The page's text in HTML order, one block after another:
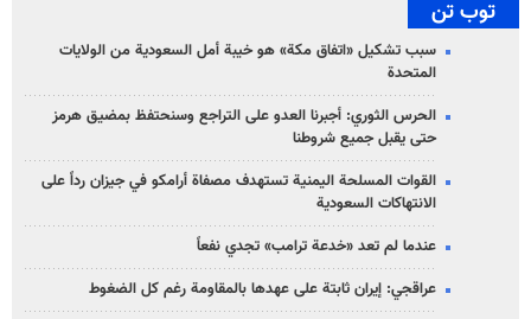
توب تن
سبب تشكيل «اتفاق مكة» هو خيبة أمل السعودية من الولايات
المتحدة
الحرس الثوري: أجبرنا العدو على التراجع وسنحتفظ بمضيق هرمز
حتى يقبل جميع شروطنا
القوات المسلحة اليمنية تستهدف مصفاة أرامكو في جيزان رداً على
الانتهاكات السعودية
عندما لم تعد «خدعة ترامب» تجدي نفعاً
عراقجي: إيران ثابتة على عهدها بالمقاومة رغم كل الضغوط